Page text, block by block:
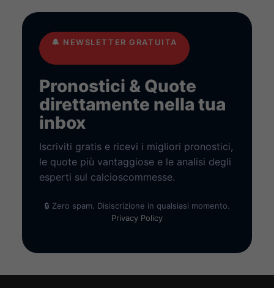
🔔 NEWSLETTER GRATUITA
Pronostici & Quote
direttamente nella tua
inbox
Iscriviti gratis e ricevi i migliori pronostici,
le quote più vantaggiose e le analisi degli
esperti sul calcioscommesse.
🔒 Zero spam. Disiscrizione in qualsiasi momento.
Privacy Policy